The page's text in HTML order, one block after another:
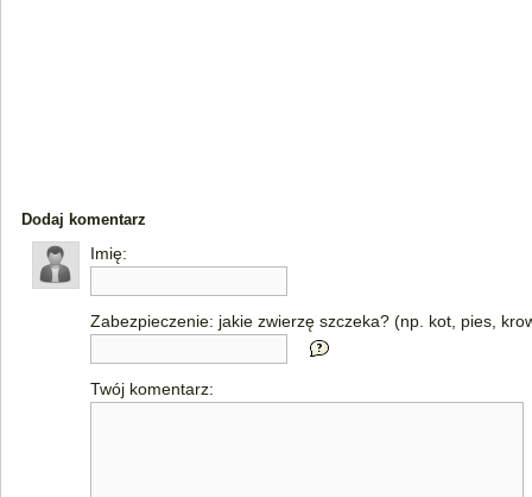
Dodaj komentarz
Imię:
Zabezpieczenie: jakie zwierzę szczeka? (np. kot, pies,
Twój komentarz: